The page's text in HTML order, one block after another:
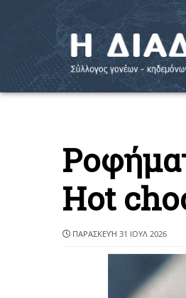
Hot
ΠΑΡΑΣΚΕΥΉ 31 ΙΟΥΛ 2026